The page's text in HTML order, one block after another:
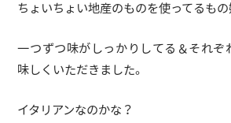
ちょいちょい地産のものを使ってるもの
一つずつ味がしっかりしてる＆それぞ
味しくいただきました。
イタリアンなのかな？